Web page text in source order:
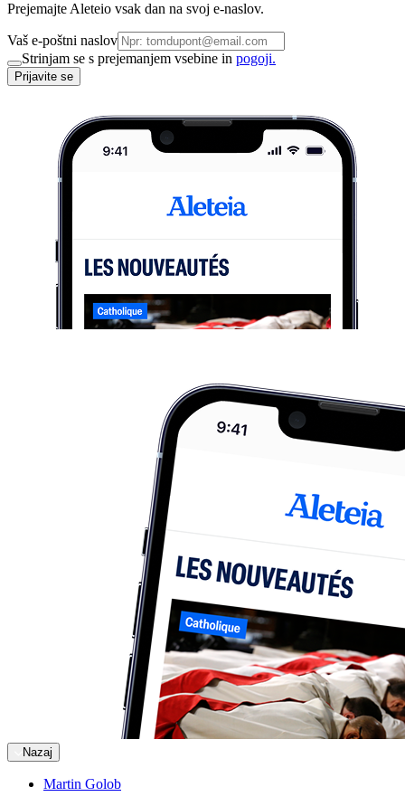
Prejemajte Aleteio vsak dan na svoj e-naslov.
Vaš e-poštni naslov
Strinjam se s prejemanjem vsebine in pogoji.
Prijavite se
Nazaj
Martin Golob